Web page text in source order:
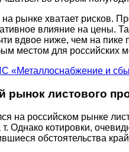
рынке хватает рисков.
влияние на цены.
вдвое ниже, чем на
местом для российских
«Металлоснабжение и
рынок листового
на российском рынке
т. Однако котировки,
обстоятельства